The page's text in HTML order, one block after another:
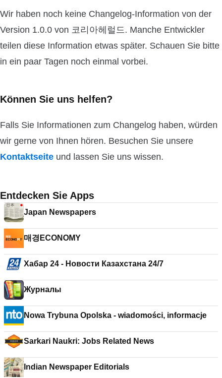
Wir haben noch keine Changelog-Information von der
Version 1.0.0 von 코리아헤럴드. Manche Entwickler
teilen diese Information etwas später. Schauen Sie bitte
in ein paar Tagen noch einmal vorbei.
Können Sie uns helfen?
Falls Sie Informationen zum Changelog haben, würden
wir gerne von Ihnen hören. Besuchen Sie unsere
Kontaktseite und lassen Sie uns wissen.
Entdecken Sie Apps
Japan Newspapers
매경ECONOMY
Хабар 24 - Новости Казахстана 24/7
Журналы
Nowa Trybuna Opolska - wiadomości, informacje
Sarkari Naukri: Jobs Related News
Indian Newspaper Editorials